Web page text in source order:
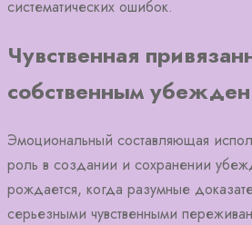
систематических ошибок.
Чувственная
собственным
Эмоциональный составляющая
роль в создании и сохранении
рождается, когда разумные
серьезными чувственными